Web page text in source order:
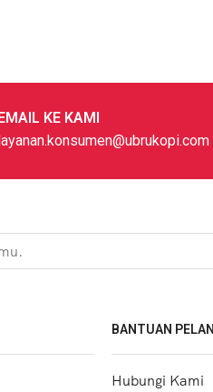
EMAIL KE KAMI
layanan.konsumen@ubrukopi.com
BANTUAN
Hubungi Kami